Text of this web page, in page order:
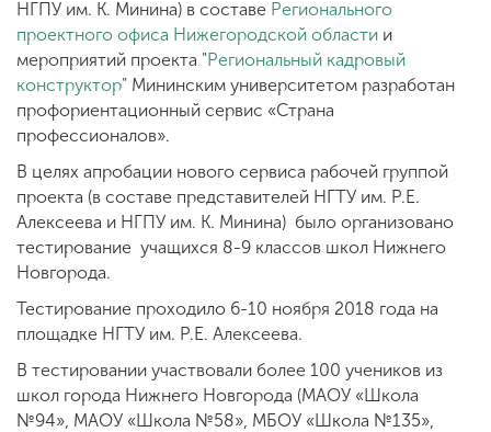
НГПУ им. К. Минина) в составе Регионального
проектного офиса Нижегородской области и
мероприятий проекта "Региональный кадровый
конструктор" Мининским университетом разработан
профориентационный сервис «Страна
профессионалов».
В целях апробации нового сервиса рабочей группой
проекта (в составе представителей НГТУ им. Р.Е.
Алексеева и НГПУ им. К. Минина) было организовано
тестирование учащихся 8-9 классов школ Нижнего
Новгорода.
Тестирование проходило 6-10 ноября 2018 года на
площадке НГТУ им. Р.Е. Алексеева.
В тестировании участвовали более 100 учеников из
школ города Нижнего Новгорода (МАОУ «Школа
№94», МАОУ «Школа №58», МБОУ «Школа №135»,